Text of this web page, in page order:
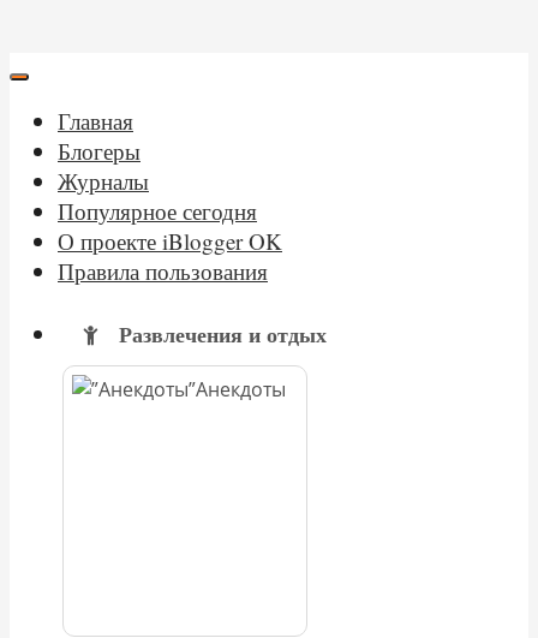
Главная
Блогеры
Журналы
Популярное сегодня
О проекте iBlogger OK
Правила пользования
Развлечения и отдых
Анекдоты